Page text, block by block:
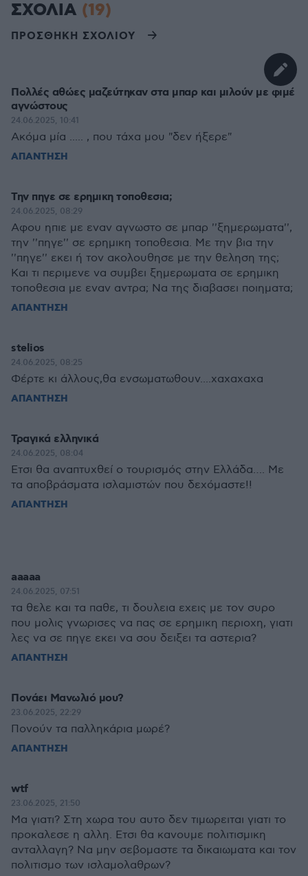
ΣΧΟΛΙΑ (19)
ΠΡΟΣΘΗΚΗ ΣΧΟΛΙΟΥ
Πολλές αθώες μαζεύτηκαν στα μπαρ και μιλούν με φιμέ
αγνώστους
24.06.2025, 10:41
Ακόμα μία ..... , που τάχα μου "δεν ήξερε"
ΑΠΑΝΤΗΣΗ
Την πηγε σε ερημικη τοποθεσια;
24.06.2025, 08:29
Αφου ηπιε με εναν αγνωστο σε μπαρ ''ξημερωματα'',
την ''πηγε'' σε ερημικη τοποθεσια. Με την βια την
''πηγε'' εκει ή τον ακολουθησε με την θεληση της;
Και τι περιμενε να συμβει ξημερωματα σε ερημικη
τοποθεσια με εναν αντρα; Να της διαβασει ποιηματα;
ΑΠΑΝΤΗΣΗ
stelios
24.06.2025, 08:25
Φέρτε κι άλλους,θα ενσωματωθουν....χαχαχαχα
ΑΠΑΝΤΗΣΗ
Τραγικά ελληνικά
24.06.2025, 08:04
Ετσι θα αναπτυχθεί ο τουρισμός στην Ελλάδα…. Με
τα αποβράσματα ισλαμιστών που δεχόμαστε!!
ΑΠΑΝΤΗΣΗ
aaaaa
24.06.2025, 07:51
τα θελε και τα παθε, τι δουλεια εχεις με τον συρο
που μολις γνωρισες να πας σε ερημικη περιοχη, γιατι
λες να σε πηγε εκει να σου δειξει τα αστερια?
ΑΠΑΝΤΗΣΗ
Πονάει Μανωλιό μου?
23.06.2025, 22:29
Πονούν τα παλληκάρια μωρέ?
ΑΠΑΝΤΗΣΗ
wtf
23.06.2025, 21:50
Μα γιατι? Στη χωρα του αυτο δεν τιμωρειται γιατι το
προκαλεσε η αλλη. Ετσι θα κανουμε πολιτισμικη
ανταλλαγη? Να μην σεβομαστε τα δικαιωματα και τον
πολιτισμο των ισλαμολαθρων?